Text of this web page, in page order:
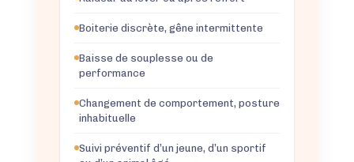
Boiterie discrète, gêne intermittente
Baisse de souplesse ou de
performance
Changement de comportement, posture
inhabituelle
Suivi préventif d’un jeune, d’un sportif